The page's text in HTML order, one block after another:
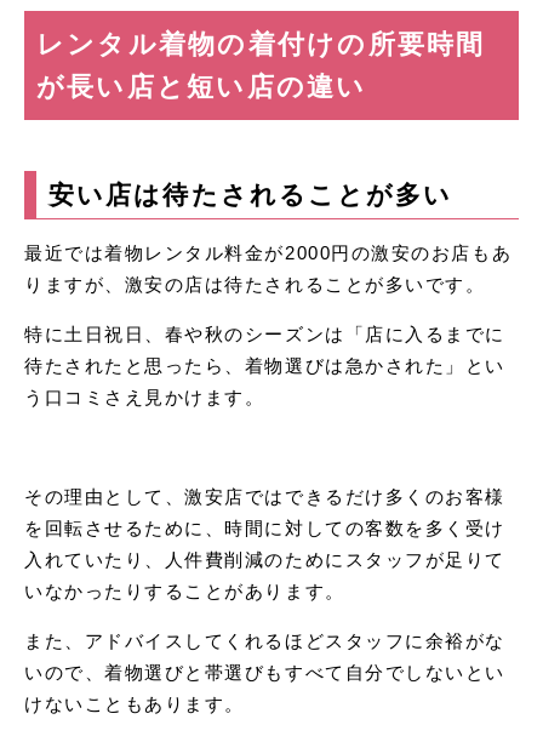
レンタル着物の着付けの所要時間
が長い店と短い店の違い
安い店は待たされることが多い
最近では着物レンタル料金が2000円の激安のお店もあ
りますが、激安の店は待たされることが多いです。
特に土日祝日、春や秋のシーズンは「店に入るまでに
待たされたと思ったら、着物選びは急かされた」とい
う口コミさえ見かけます。
その理由として、激安店ではできるだけ多くのお客様
を回転させるために、時間に対しての客数を多く受け
入れていたり、人件費削減のためにスタッフが足りて
いなかったりすることがあります。
また、アドバイスしてくれるほどスタッフに余裕がな
いので、着物選びと帯選びもすべて自分でしないとい
けないこともあります。